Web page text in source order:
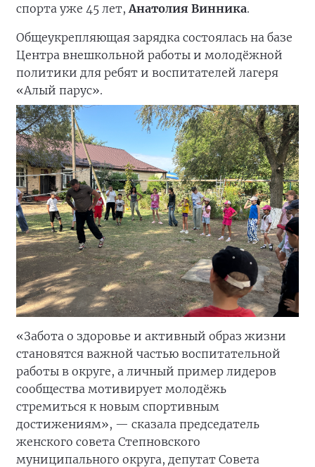
спорта уже 45 лет, Анатолия Винника.
Общеукрепляющая зарядка состоялась на базе
Центра внешкольной работы и молодёжной
политики для ребят и воспитателей лагеря
«Алый парус».
«Забота о здоровье и активный образ жизни
становятся важной частью воспитательной
работы в округе, а личный пример лидеров
сообщества мотивирует молодёжь
стремиться к новым спортивным
достижениям», — сказала председатель
женского совета Степновского
муниципального округа, депутат Совета